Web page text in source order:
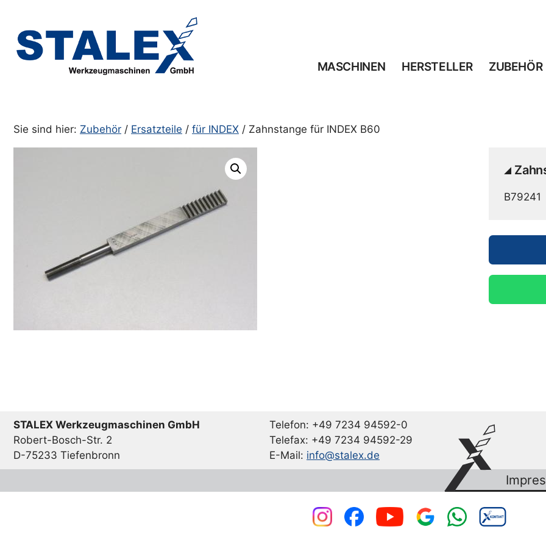
springen
MASCHINEN HERSTELLER ZUBEHÖR
Sie sind hier: Zubehör / Ersatzteile / für INDEX / Zahnstange für INDEX B60
B79241
STALEX Werkzeugmaschinen GmbH
Robert-Bosch-Str. 2
D-75233 Tiefenbronn
Telefon: +49 7234 94592-0
Telefax: +49 7234 94592-29
E-Mail: info@stalex.de